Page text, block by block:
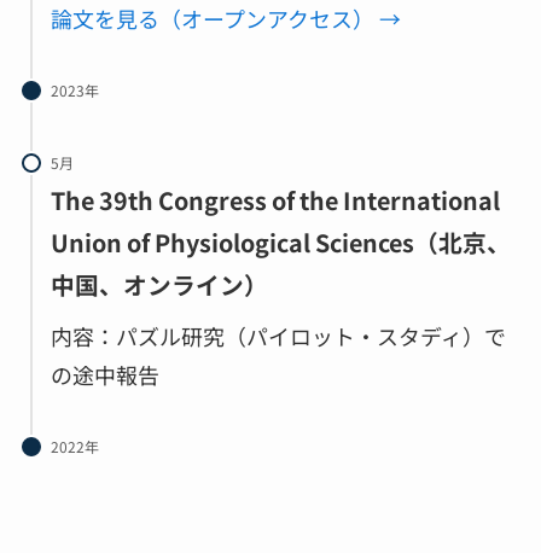
論文を見る（オープンアクセス） →
2023年
5月
The 39th Congress of the International
Union of Physiological Sciences（北京、
中国、オンライン）
内容：パズル研究（パイロット・スタディ）で
の途中報告
2022年